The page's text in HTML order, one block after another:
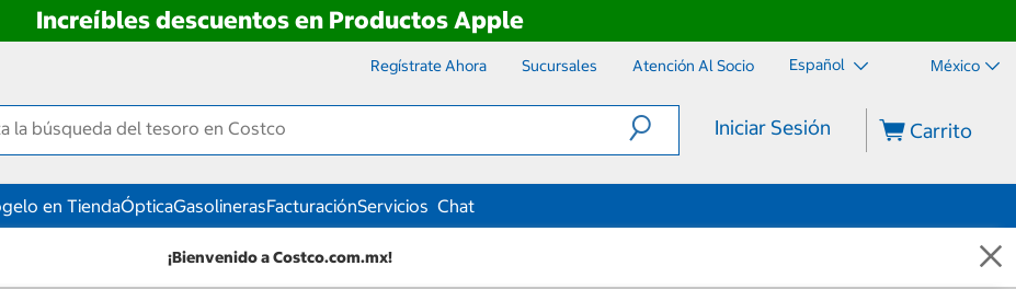
Increíbles descuentos en Productos Apple
Regístrate Ahora Sucursales Atención Al Socio Español México
Iniciar Sesión Carrito
en TiendaÓpticaGasolinerasFacturaciónServicios Chat
¡Bienvenido a Costco.com.mx!